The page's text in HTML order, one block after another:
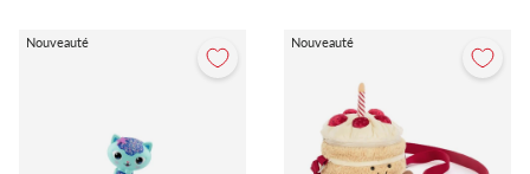
Nouveauté Nouveauté